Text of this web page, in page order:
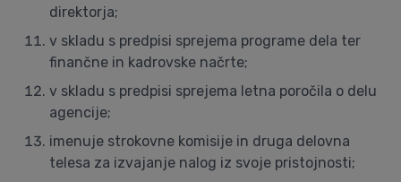
direktorja;
v skladu s predpisi sprejema programe dela ter
finančne in kadrovske načrte;
v skladu s predpisi sprejema letna poročila o delu
agencije;
imenuje strokovne komisije in druga delovna
telesa za izvajanje nalog iz svoje pristojnosti;